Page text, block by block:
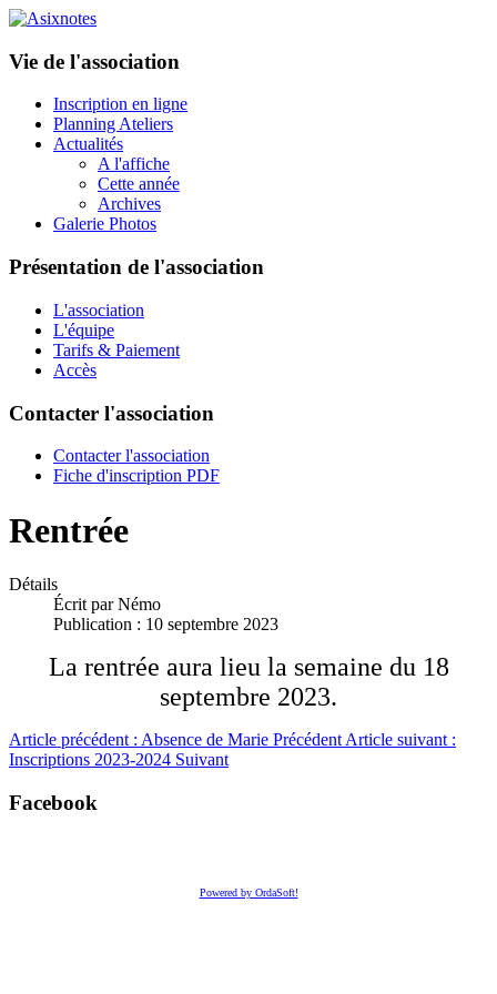
Vie de l'association
Inscription en ligne
Planning Ateliers
Actualités
A l'affiche
Cette année
Archives
Galerie Photos
Présentation de l'association
L'association
L'équipe
Tarifs & Paiement
Accès
Contacter l'association
Contacter l'association
Fiche d'inscription PDF
Rentrée
Détails
Écrit parNémo
Publication : 10 septembre 2023
La rentrée aura lieu la semaine du 18
septembre 2023.
Article précédent : Absence de Marie Précédent Article suivant :
Inscriptions 2023-2024 Suivant
Facebook
Powered by OrdaSoft!